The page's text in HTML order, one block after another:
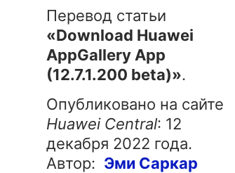
Перевод статьи
«Download Huawei
AppGallery App
(12.7.1.200 beta)».
Опубликовано на сайте
Huawei Central: 12
декабря 2022 года.
Автор: Эми Саркар